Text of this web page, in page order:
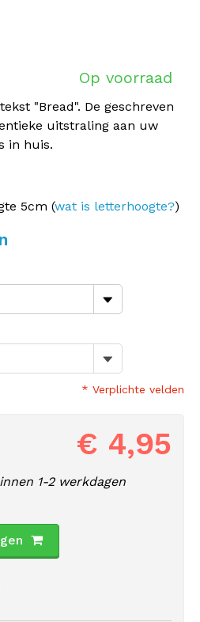
Op voorraad
"Bread". De geschreven
uitstraling aan uw
in huis.
5cm (wat is letterhoogte?)
* Verplichte velden
€ 4,95
1-2 werkdagen